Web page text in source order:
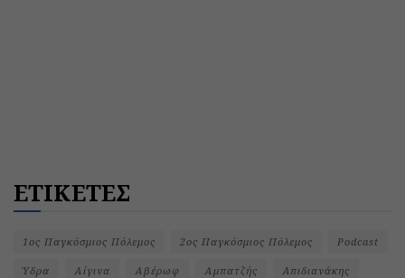
ΕΤΙΚΕΤΕΣ
1ος Παγκόσμιος Πόλεμος 2ος Παγκόσμιος Πόλεμος Podcast
Ύδρα Αίγινα Αβέρωφ Αμπατζής Απιδιανάκης